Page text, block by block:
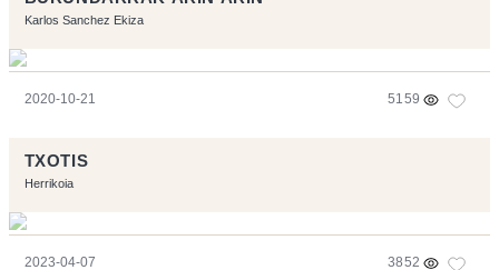
Karlos Sanchez Ekiza
2020-10-21 5159
TXOTIS
Herrikoia
2023-04-07 3852